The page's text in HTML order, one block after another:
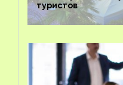
туристов